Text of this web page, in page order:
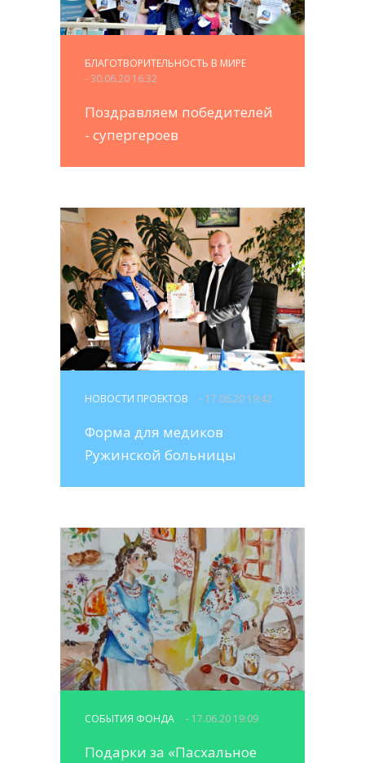
БЛАГОТВОРИТЕЛЬНОСТЬ В МИРЕ
- 30.06.20 16:32
Поздравляем победителей
- супергероев
НОВОСТИ ПРОЕКТОВ - 17.06.20 19:42
Форма для медиков
Ружинской больницы
СОБЫТИЯ ФОНДА - 17.06.20 19:09
Подарки за «Пасхальное